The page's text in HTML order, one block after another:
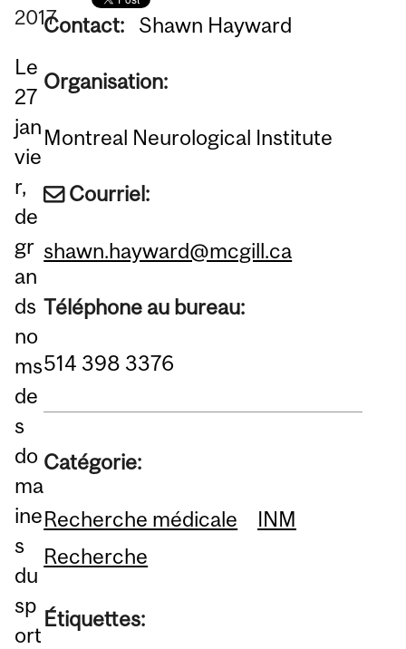
2017
Le
27
jan
vie
r,
de
gr
an
ds
no
ms
de
s
do
ma
ine
s
du
sp
ort
Contact: Shawn Hayward
Organisation:
Montreal Neurological Institute
Courriel:
shawn.hayward@mcgill.ca
Téléphone au bureau:
514 398 3376
Catégorie:
Recherche médicale
INM
Recherche
Étiquettes: